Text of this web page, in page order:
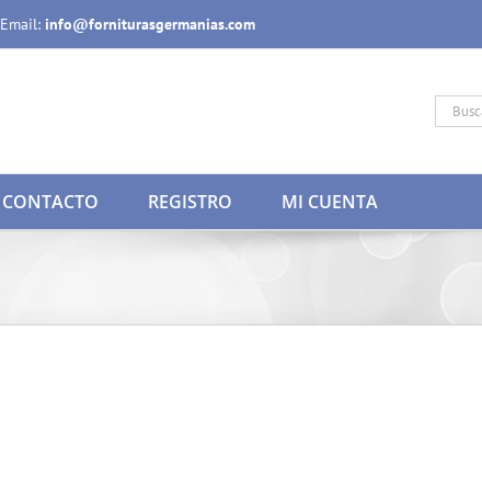
Email: info@forniturasgermanias.com
Buscar:
CONTACTO REGISTRO MI CUENTA